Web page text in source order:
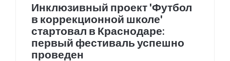
Инклюзивный проект 'Футбол
в коррекционной школе'
стартовал в Краснодаре:
первый фестиваль успешно
проведен